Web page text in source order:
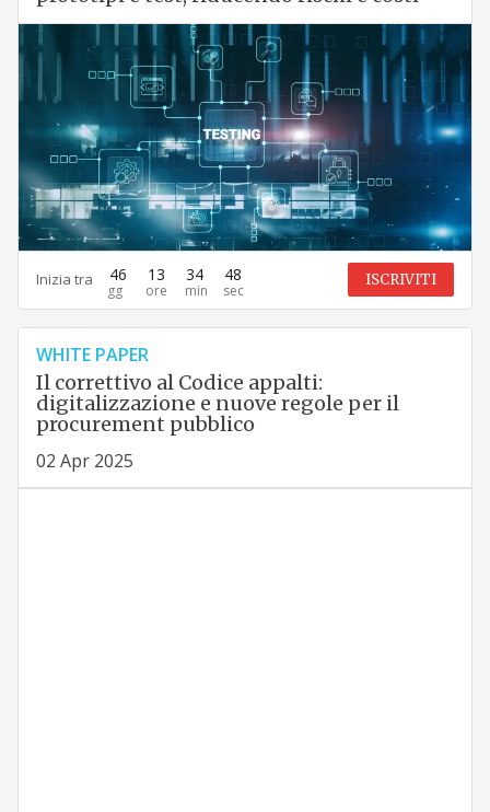
Inizia tra 46 13 34 47 ISCRIVITI
WHITE PAPER
Il correttivo al Codice appalti:
digitalizzazione e nuove regole per il
procurement pubblico
02 Apr 2025